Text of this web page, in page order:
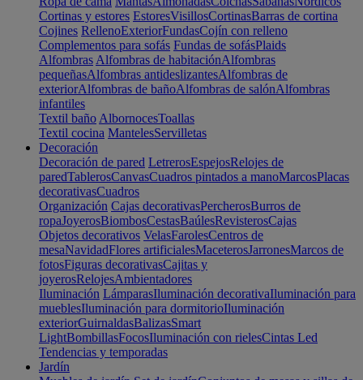
Cortinas y estores EstoresVisillosCortinasBarras de cortina
Cojines RellenoExteriorFundasCojín con relleno
Complementos para sofás Fundas de sofásPlaids
Alfombras Alfombras de habitaciónAlfombras
pequeñasAlfombras antideslizantesAlfombras de
exteriorAlfombras de bañoAlfombras de salónAlfombras
infantiles
Textil baño AlbornocesToallas
Textil cocina MantelesServilletas
Decoración
Decoración de pared LetrerosEspejosRelojes de
paredTablerosCanvasCuadros pintados a manoMarcosPlacas
decorativasCuadros
Organización Cajas decorativasPercherosBurros de
ropaJoyerosBiombosCestasBaúlesRevisterosCajas
Objetos decorativos VelasFarolesCentros de
mesaNavidadFlores artificialesMaceterosJarronesMarcos de
fotosFiguras decorativasCajitas y
joyerosRelojesAmbientadores
Iluminación LámparasIluminación decorativaIluminación para
mueblesIluminación para dormitorioIluminación
exteriorGuirnaldasBalizasSmart
LightBombillasFocosIluminación con rielesCintas Led
Tendencias y temporadas
Jardín